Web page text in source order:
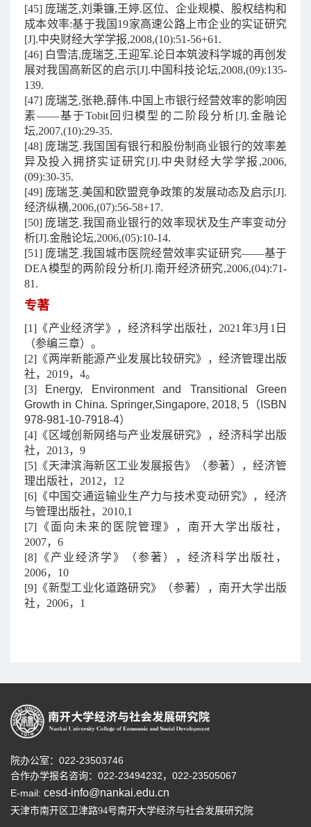
[45] 庞瑞芝,刘秉镰,王婷.区位、企业规模、股权结构和
成本效率:基于我国19家高速公路上市企业的实证研究
[J].中央财经大学学报,2008,(10):51-56+61.
[46] 白雪洁,庞瑞芝,王迎军.论日本筑波科学城的再创发
展对我国高新区的启示[J].中国科技论坛,2008,(09):135-
139.
[47] 庞瑞芝,张艳,薛伟.中国上市银行经营效率的影响因
素——基于Tobit回归模型的二阶段分析[J].金融论
坛,2007,(10):29-35.
[48] 庞瑞芝.我国国有银行和股份制商业银行的效率差
异及投入拥挤实证研究[J].中央财经大学学报,2006,
(09):30-35.
[49] 庞瑞芝.美国和欧盟竞争政策的发展动态及启示[J].
经济纵横,2006,(07):56-58+17.
[50] 庞瑞芝.我国商业银行的效率现状及生产率变动分
析[J].金融论坛,2006,(05):10-14.
[51] 庞瑞芝.我国城市医院经营效率实证研究——基于
DEA模型的两阶段分析[J].南开经济研究,2006,(04):71-
81.
专著
[1]《产业经济学》，经济科学出版社，2021年3月1日
（参编三章）。
[2]《两岸新能源产业发展比较研究》，经济管理出版
社，2019，4。
[3] Energy, Environment and Transitional Green
Growth in China. Springer,Singapore, 2018, 5（ISBN
978-981-10-7918-4）
[4]《区域创新网络与产业发展研究》，经济科学出版
社，2013，9
[5]《天津滨海新区工业发展报告》（参著），经济管
理出版社，2012，12
[6]《中国交通运输业生产力与技术变动研究》，经济
与管理出版社，2010,1
[7]《面向未来的医院管理》，南开大学出版社，
2007，6
[8]《产业经济学》（参著），经济科学出版社，
2006，10
[9]《新型工业化道路研究》（参著），南开大学出版
社，2006，1
院办公室：022-23503746
合作办学报名咨询： 022-23494232， 022-23505067
E-mail: cesd-info@nankai.edu.cn
天津市南开区卫津路94号南开大学经济与社会发展研究院